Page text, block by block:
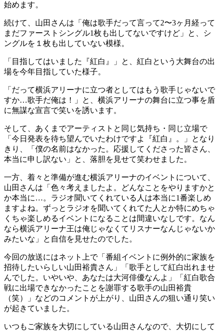
始めます。
続けて、山田さんは「俺は歌手だって言って2〜3ヶ月経って
まだファーストシングル1枚も出してないですけど」と、シ
ングルを１枚も出していない模様。
「目指してはいました『紅白』」と、紅白という大舞台の出
場を今年目指していた様子。
「だって横浜アリーナに立つ者としてはもう歌手じゃないで
すか…歌手だ俺は！」と、横浜アリーナの舞台に立つ事を盾
に無謀な宣言で笑いを誘います。
そして、あくまでアーティストと同じ気持ち・同じ立場で
「今日発表を待ち望んでいたわけですよ『紅白』。」となり
きり、「僕の名前はなかった。応援してくださった皆さん、
本当に申し訳ない」と、落胆を見せて笑わせました。
一方、着々と準備が進む横浜アリーナのイベントについて、
山田さんは「色々考えましたよ。どんなことをやりますかと
か本当に…。ラジオ聞いてくれている人は本当に1番楽しめ
ますよね。ずっとラジオを聞いてくれてた人とか特にめちゃ
くちゃ楽しめるイベントになることは間違いなしです。なん
なら横浜アリーナ王は俺じゃなくてリスナーなんじゃないか
みたいな」と自信を見せたのでした。
今回の放送にはネット上で「番組イベントに例外的に家族を
招待したいらしい山田裕貴さん」「歌手として紅白出れませ
んでした。いやいや、あなたは大河俳優なんよ」「紅白歌合
戦に出場できなかったことを謝罪する歌手の山田裕貴
（笑）」などのコメントが上がり、山田さんの狙い通り笑い
が起きていました。
いつもご家族を大切にしている山田さんなので、大切にして